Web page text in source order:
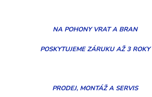
NA POHONY VRAT A BRAN
POSKYTUJEME ZÁRUKU AŽ 3 ROKY
PRODEJ, MONTÁŽA SERVIS